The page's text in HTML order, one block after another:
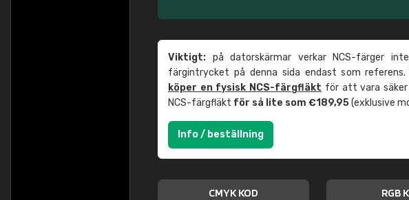
Viktigt: på datorskärmar verkar NCS-färger
färgintrycket på denna sida endast som
köper en fysisk NCS-färgfläkt för att vara
NCS-färgfläkt för så lite som €189,95(exklusive
Info / beställning
CMYK KOD RGB